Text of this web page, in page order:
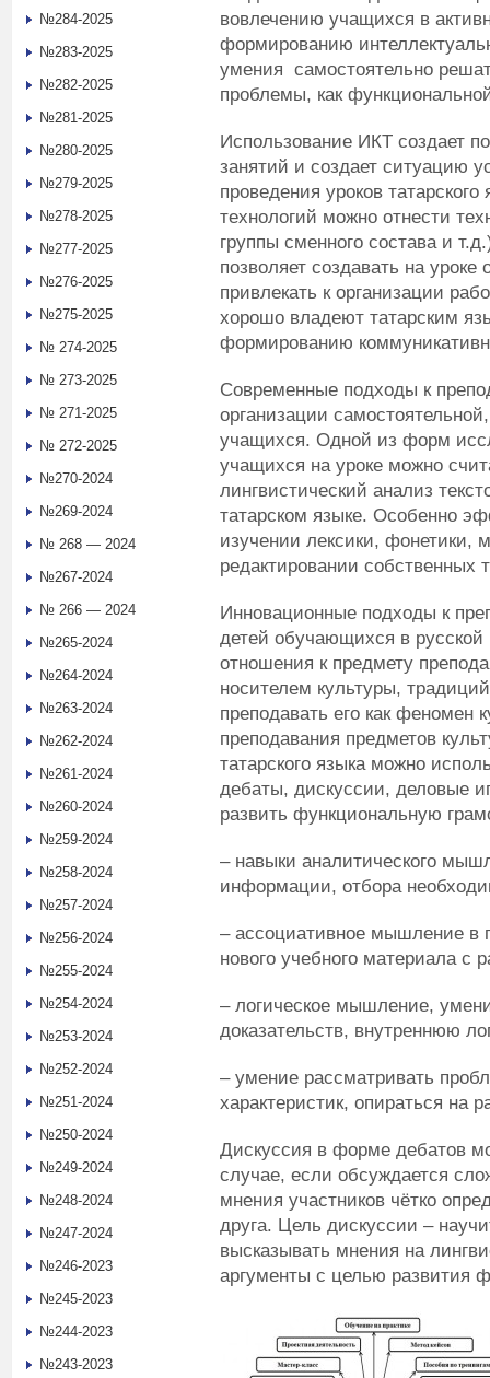
вовлечению учащихся в
формированию
умения самостоятельно
проблемы, как
Использование ИКТ создает
занятий и создает ситуацию
проведения уроков
технологий можно отнести
группы сменного состава и
позволяет создавать на
привлекать к организации
хорошо владеют татарским
формированию
Современные подходы к
организации
учащихся. Одной из форм
учащихся на уроке можно
лингвистический анализ
татарском языке. Особенно
изучении лексики, фонетики,
редактировании собственных
Инновационные подходы к
детей обучающихся в русской
отношения к предмету
носителем культуры,
преподавать его как феномен
преподавания предметов
татарского языка можно
дебаты, дискуссии, деловые
развить функциональную
– навыки аналитического
информации, отбора
– ассоциативное мышление в
нового учебного материала с
– логическое мышление,
доказательств, внутреннюю
– умение рассматривать
характеристик, опираться на
Дискуссия в форме дебатов
случае, если обсуждается
мнения участников чётко
друга. Цель дискуссии –
высказывать мнения на
аргументы с целью развития
№284-2025
№283-2025
№282-2025
№281-2025
№280-2025
№279-2025
№278-2025
№277-2025
№276-2025
№275-2025
№ 274-2025
№ 273-2025
№ 271-2025
№ 272-2025
№270-2024
№269-2024
№ 268 — 2024
№267-2024
№ 266 — 2024
№265-2024
№264-2024
№263-2024
№262-2024
№261-2024
№260-2024
№259-2024
№258-2024
№257-2024
№256-2024
№255-2024
№254-2024
№253-2024
№252-2024
№251-2024
№250-2024
№249-2024
№248-2024
№247-2024
№246-2023
№245-2023
№244-2023
№243-2023